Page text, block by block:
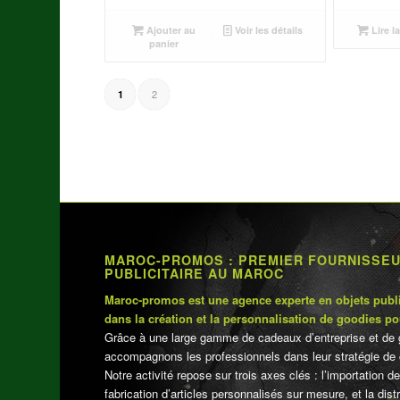
initial
actuel
Ajouter au
panier
Voir les détails Lire
1 2
MAROC-PROMOS : PREMIER
PUBLICITAIRE AU MAROC
Maroc-promos est une agence experte en objets
dans la création et la personnalisation de goodies
Grâce à une large gamme de cadeaux d’entreprise et
accompagnons les professionnels dans leur stratégie de
Notre activité repose sur trois axes clés : l’importation
fabrication d’articles personnalisés sur mesure, et la